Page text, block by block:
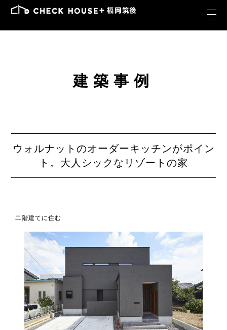
建築事例
ウォルナットのオーダーキッチンがポイン
ト。大人シックなリゾートの家
二階建てに住む